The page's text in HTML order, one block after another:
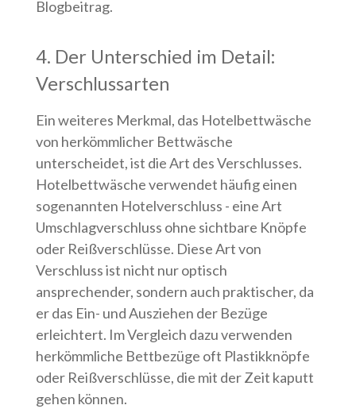
Blogbeitrag.
4. Der Unterschied im Detail:
Verschlussarten
Ein weiteres Merkmal, das Hotelbettwäsche
von herkömmlicher Bettwäsche
unterscheidet, ist die Art des Verschlusses.
Hotelbettwäsche verwendet häufig einen
sogenannten Hotelverschluss - eine Art
Umschlagverschluss ohne sichtbare Knöpfe
oder Reißverschlüsse. Diese Art von
Verschluss ist nicht nur optisch
ansprechender, sondern auch praktischer, da
er das Ein- und Ausziehen der Bezüge
erleichtert. Im Vergleich dazu verwenden
herkömmliche Bettbezüge oft Plastikknöpfe
oder Reißverschlüsse, die mit der Zeit kaputt
gehen können.